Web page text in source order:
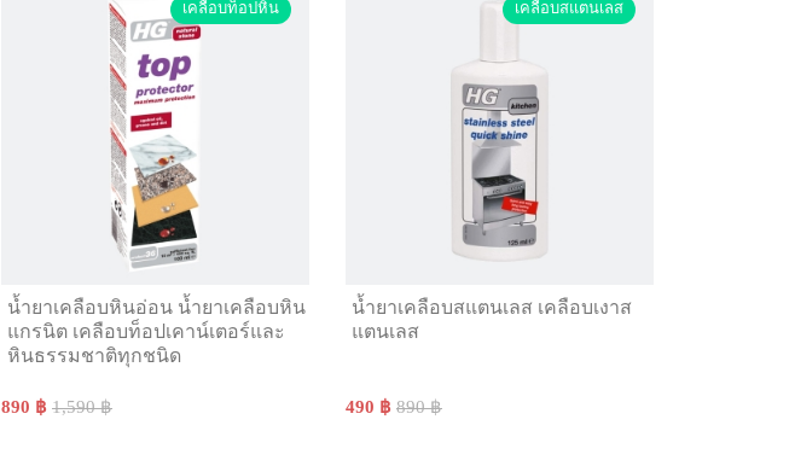
เคลือบท็อปหิน
น้ำยาเคลือบหินอ่อน น้ำยาเคลือบหิน
แกรนิต เคลือบท็อปเคาน์เตอร์และ
หินธรรมชาติทุกชนิด
890 ฿ 1,590 ฿
เคลือบสแตนเลส
น้ำยาเคลือบสแตนเลส เคลือบเงาส
แตนเลส
490 ฿ 890 ฿